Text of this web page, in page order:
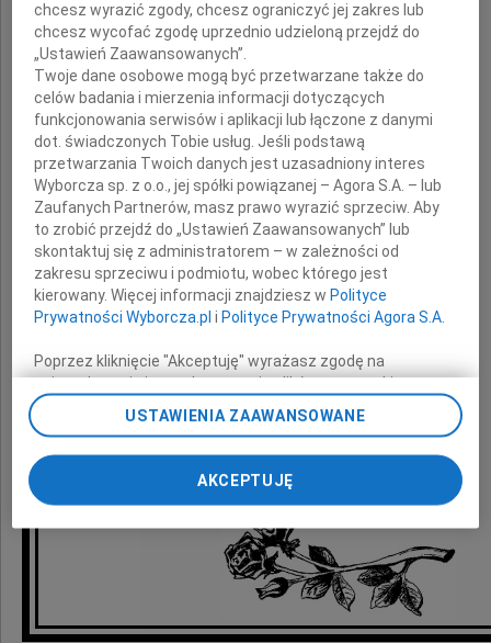
Pani
Jolancie Pankowskiej
wyrazy szczerego współczucia i żalu
z powodu śmierci
Ojca
składają
Partnerzy i Pracownicy
firmy F5 Konsulting
chcesz wyrazić zgody, chcesz ograniczyć jej zakres lub
chcesz wycofać zgodę uprzednio udzieloną przejdź do
„Ustawień Zaawansowanych”.
Twoje dane osobowe mogą być przetwarzane także do
celów badania i mierzenia informacji dotyczących
funkcjonowania serwisów i aplikacji lub łączone z danymi
dot. świadczonych Tobie usług. Jeśli podstawą
przetwarzania Twoich danych jest uzasadniony interes
Wyborcza sp. z o.o., jej spółki powiązanej – Agora S.A. – lub
Zaufanych Partnerów, masz prawo wyrazić sprzeciw. Aby
to zrobić przejdź do „Ustawień Zaawansowanych” lub
skontaktuj się z administratorem – w zależności od
zakresu sprzeciwu i podmiotu, wobec którego jest
kierowany. Więcej informacji znajdziesz w Polityce
Prywatności Wyborcza.pl i Polityce Prywatności Agora S.A.
Poprzez kliknięcie "Akceptuję" wyrażasz zgodę na
zainstalowanie i przechowywanie plików typu cookie
Wyborczej sp. z o. o. jej Zaufanych Partnerów i Agora S.A.
na Twoim urządzeniu końcowym. Możesz też w każdej
ponownie wywołując narzędzie do zarządzania Twoimi
preferencjami dot. przetwarzania danych poprzez
przechodząc do sekcji „Ustawienia zaawansowane”.
Zmiana ustawień plików cookie możliwa jest także za
pomocą ustawień przeglądarki.
My, nasi Zaufani Partnerzy i Agora S.A. możemy
USTAWIENIA ZAAWANSOWANE
AKCEPTUJĘ